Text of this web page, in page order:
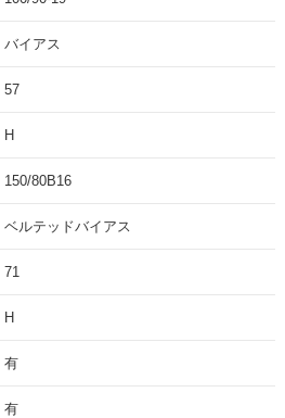
バイアス
57
H
150/80B16
ベルテッドバイアス
71
H
有
有